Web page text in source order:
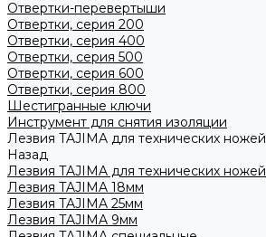
Отвертки-перевертыши
Отвертки, серия 200
Отвертки, серия 400
Отвертки, серия 500
Отвертки, серия 600
Отвертки, серия 800
Шестигранные ключи
Инструмент для снятия изоляции
Лезвия TAJIMA для технических ножей
Назад
Лезвия TAJIMA для технических ножей
Лезвия TAJIMA 18мм
Лезвия TAJIMA 25мм
Лезвия TAJIMA 9мм